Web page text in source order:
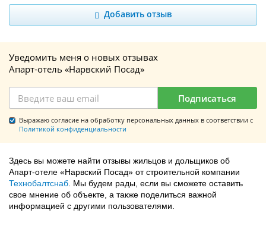
Добавить отзыв
Уведомить меня о новых отзывах
Апарт-отель «Нарвский Посад»
Подписаться
Выражаю согласие на обработку персональных данных в соответствии с
Политикой конфиденциальности
Здесь вы можете найти отзывы жильцов и дольщиков об
Апарт-отеле «Нарвский Посад» от строительной компании
Технобалтснаб. Мы будем рады, если вы сможете оставить
свое мнение об объекте, а также поделиться важной
информацией с другими пользователями.